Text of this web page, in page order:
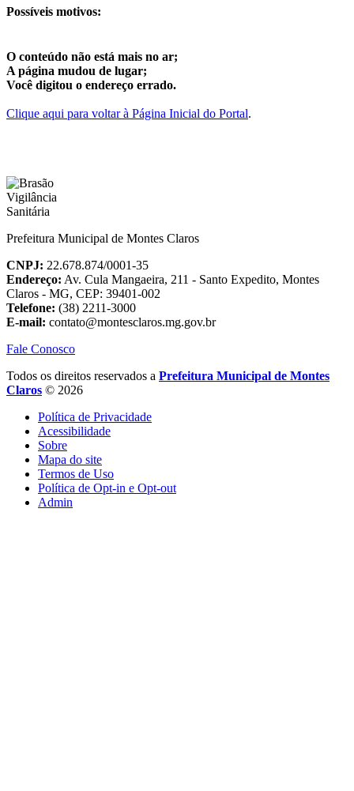
Possíveis motivos:
O conteúdo não está mais no ar;
A página mudou de lugar;
Você digitou o endereço errado.
Clique aqui para voltar à Página Inicial do Portal.
Prefeitura Municipal de Montes Claros
CNPJ: 22.678.874/0001-35
Endereço: Av. Cula Mangaeira, 211 - Santo Expedito, Montes
Claros - MG, CEP: 39401-002
Telefone: (38) 2211-3000
E-mail: contato@montesclaros.mg.gov.br
Fale Conosco
Todos os direitos reservados a Prefeitura Municipal de Montes
Claros © 2026
Política de Privacidade
Acessibilidade
Sobre
Mapa do site
Termos de Uso
Política de Opt-in e Opt-out
Admin